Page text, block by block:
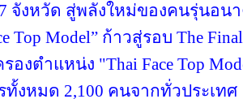
จังหวัด สู่พลังใหม่ของคนรุ่นอน
Top Model” ก้าวสู่รอบ The
องตำแหน่ง "Thai Face Top
งหมด 2,100 คนจากทั่วประเทศ